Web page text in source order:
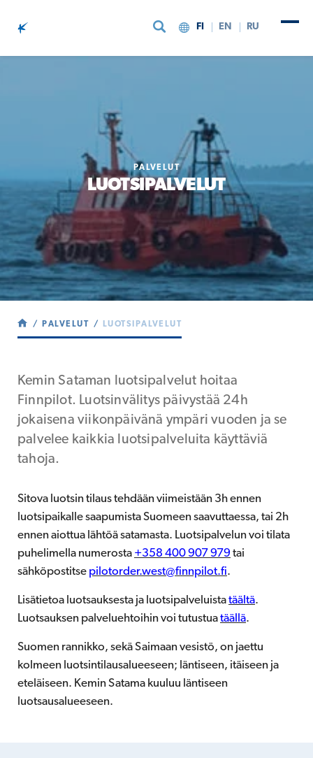
FI EN RU
PALVELUT
LUOTSIPALVELUT
PALVELUT LUOTSIPALVELUT
Kemin Sataman luotsipalvelut hoitaa
Finnpilot. Luotsinvälitys päivystää 24h
jokaisena viikonpäivänä ympäri vuoden ja se
palvelee kaikkia luotsipalveluita käyttäviä
tahoja.
Sitova luotsin tilaus tehdään viimeistään 3h ennen
luotsipaikalle saapumista Suomeen saavuttaessa, tai 2h
ennen aiottua lähtöä satamasta. Luotsipalvelun voi tilata
puhelimella numerosta +358 400 907 979 tai
sähköpostitse pilotorder.west@finnpilot.fi.
Lisätietoa luotsauksesta ja luotsipalveluistatäältä.
Luotsauksen palveluehtoihin voi tutustuatäällä.
Suomen rannikko, sekä Saimaan vesistö, on jaettu
kolmeen luotsintilausalueeseen; läntiseen, itäiseen ja
eteläiseen. Kemin Satama kuuluu läntiseen
luotsausalueeseen.